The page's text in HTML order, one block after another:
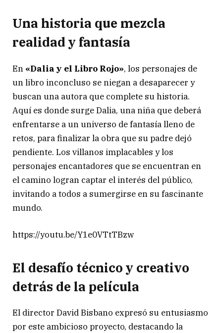
Una historia que mezcla
realidad y fantasía
En «Dalia y el Libro Rojo», los personajes de
un libro inconcluso se niegan a desaparecer y
buscan una autora que complete su historia.
Aquí es donde surge Dalia, una niña que deberá
enfrentarse a un universo de fantasía lleno de
retos, para finalizar la obra que su padre dejó
pendiente. Los villanos implacables y los
personajes encantadores que se encuentran en
el camino logran captar el interés del público,
invitando a todos a sumergirse en su fascinante
mundo.
https://youtu.be/Y1e0VTtTBzw
El desafío técnico y creativo
detrás de la película
El director David Bisbano expresó su entusiasmo
por este ambicioso proyecto, destacando la